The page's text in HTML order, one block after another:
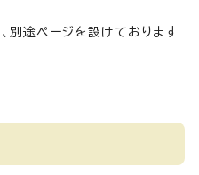
別途ページを設けております